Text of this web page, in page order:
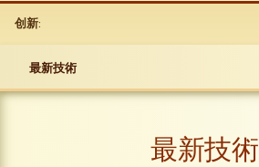
创新:
最新技術
最新技術